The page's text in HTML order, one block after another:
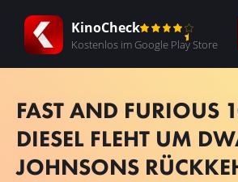
KinoCheck
Kostenlos im Google Play Store
FAST AND FURIOUS
DIESEL FLEHT UM
JOHNSONS